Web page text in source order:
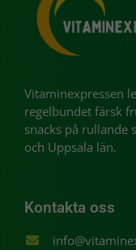
Vitaminexpressen
regelbundet färsk
snacks på rullande
och Uppsala län.
Kontakta oss